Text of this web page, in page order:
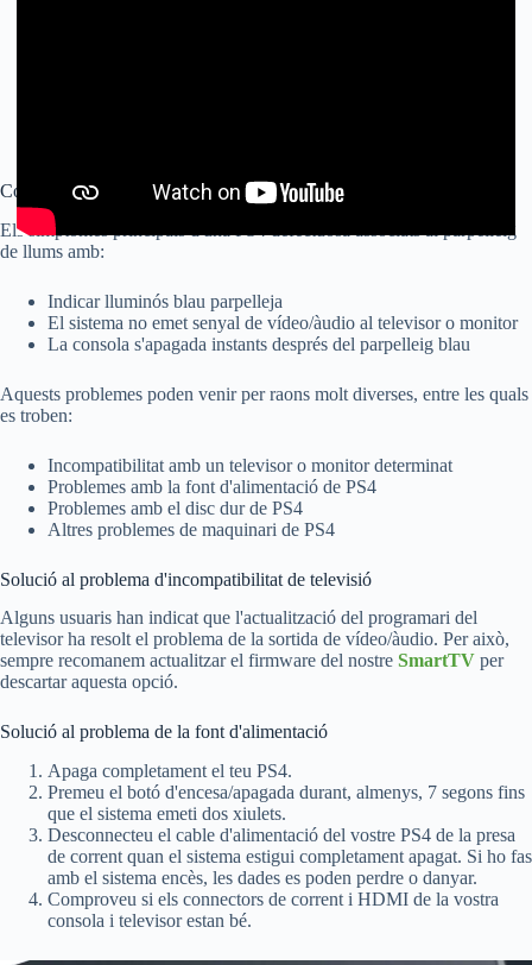
Com solucionar el problemes de les llums parpellejants de PS4
Els símptomes principals d'una PS4 defectuosa associats al parpelleig
de llums amb:
Indicar lluminós blau parpelleja
El sistema no emet senyal de vídeo/àudio al televisor o monitor
La consola s'apagada instants després del parpelleig blau
Aquests problemes poden venir per raons molt diverses, entre les quals
es troben:
Incompatibilitat amb un televisor o monitor determinat
Problemes amb la font d'alimentació de PS4
Problemes amb el disc dur de PS4
Altres problemes de maquinari de PS4
Solució al problema d'incompatibilitat de televisió
Alguns usuaris han indicat que l'actualització del programari del
televisor ha resolt el problema de la sortida de vídeo/àudio. Per això,
sempre recomanem actualitzar el firmware del nostre SmartTV per
descartar aquesta opció.
Solució al problema de la font d'alimentació
Apaga completament el teu PS4.
Premeu el botó d'encesa/apagada durant, almenys, 7 segons fins
que el sistema emeti dos xiulets.
Desconnecteu el cable d'alimentació del vostre PS4 de la presa
de corrent quan el sistema estigui completament apagat. Si ho fas
amb el sistema encès, les dades es poden perdre o danyar.
Comproveu si els connectors de corrent i HDMI de la vostra
consola i televisor estan bé.